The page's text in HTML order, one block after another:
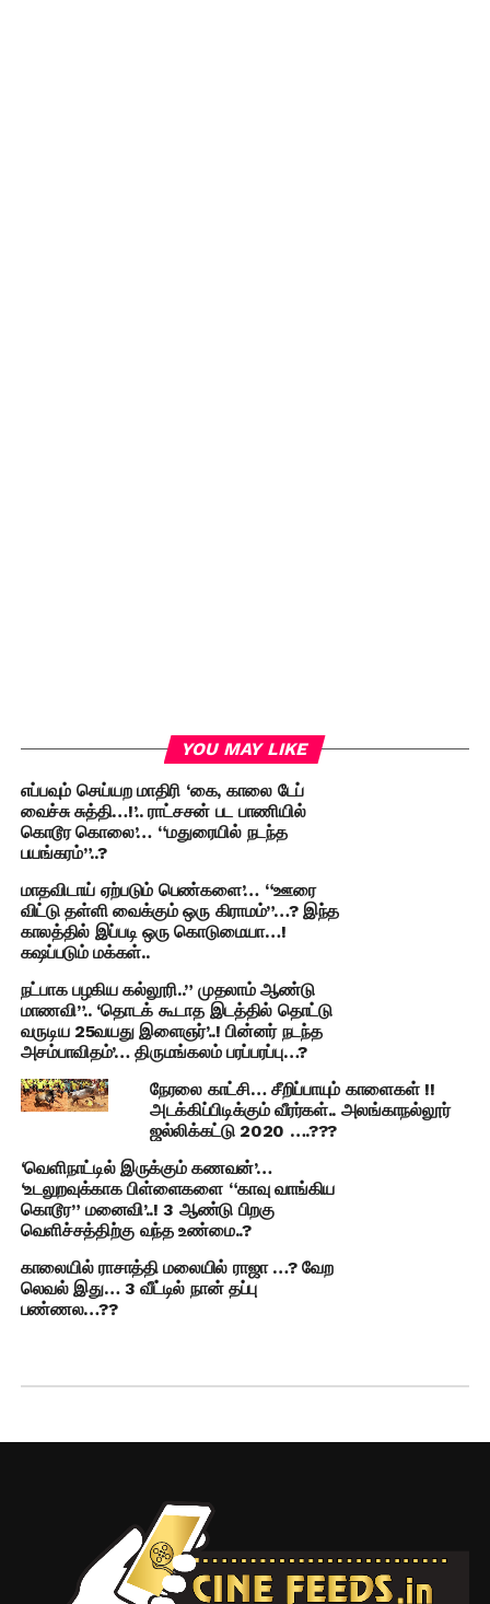
YOU MAY LIKE
எப்பவும் செய்யற மாதிரி ‘கை, காலை டேப்
வைச்சு சுத்தி…!’.. ராட்சசன் பட பாணியில்
கொடூர கொலை’… “மதுரையில் நடந்த
பயங்கரம்”..?
மாதவிடாய் ஏற்படும் பெண்களை’… “ஊரை
விட்டு தள்ளி வைக்கும் ஒரு கிராமம்”…? இந்த
காலத்தில் இப்படி ஒரு கொடுமையா…!
கஷப்படும் மக்கள்..
நட்பாக பழகிய கல்லூரி..” முதலாம் ஆண்டு
மாணவி”.. ‘தொடக் கூடாத இடத்தில் தொட்டு
வருடிய 25வயது இளைஞர்’..! பின்னர் நடந்த
அசம்பாவிதம்’… திருமங்கலம் பரப்பரப்பு…?
நேரலை காட்சி… சீறிப்பாயும் காளைகள் !!
அடக்கிப்பிடிக்கும் வீரர்கள்.. அலங்காநல்லூர்
ஜல்லிக்கட்டு 2020 ….???
‘வெளிநாட்டில் இருக்கும் கணவன்’…
‘உடலுறவுக்காக பிள்ளைகளை “காவு வாங்கிய
கொடூர” மனைவி’..! 3 ஆண்டு பிறகு
வெளிச்சத்திற்கு வந்த உண்மை..?
காலையில் ராசாத்தி மலையில் ராஜா …? வேற
லெவல் இது… 3 வீட்டில் நான் தப்பு
பண்ணல…??